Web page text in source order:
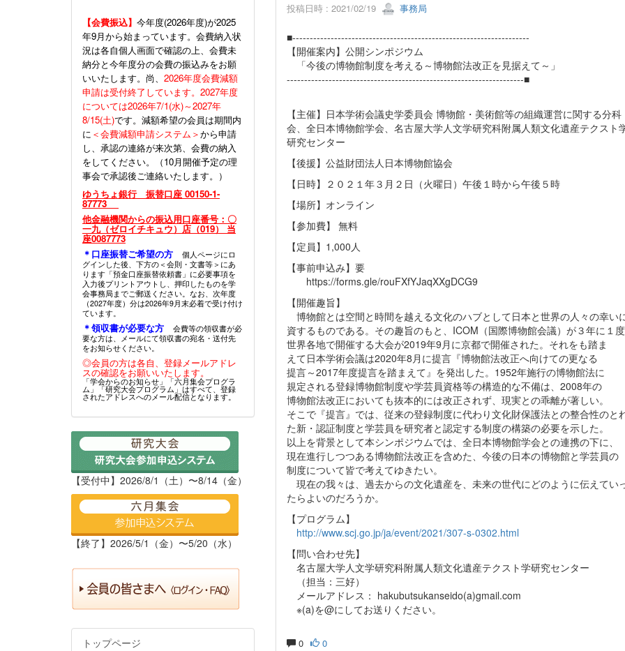
投稿日時 : 2021/02/19 事務局
■--------------------------------------------------------------------
【開催案内】公開シンポジウム
「今後の博物館制度を考える～博物館法改正を見据えて～」
--------------------------------------------------------------------■
【主催】日本学術会議史学委員会 博物館・美術館等の組織運営に関する分科
会、全日本博物館学会、名古屋大学人文学研究科附属人類文化遺産テクスト
研究センター
【後援】公益財団法人日本博物館協会
【日時】２０２１年３月２日（火曜日）午後１時から午後５時
【場所】オンライン
【参加費】 無料
【定員】1,000人
【事前申込み】要
https://forms.gle/rouFXfYJaqXXgDCG9
【開催趣旨】
博物館とは空間と時間を越える文化のハブとして日本と世界の人々の幸い
資するものである。その趣旨のもと、ICOM（国際博物館会議）が３年に１度
世界各地で開催する大会が2019年9月に京都で開催された。それをも踏ま
えて日本学術会議は2020年8月に提言『博物館法改正へ向けての更なる
提言～2017年度提言を踏まえて』を発出した。1952年施行の博物館法に
規定される登録博物館制度や学芸員資格等の構造的な不備は、2008年の
博物館法改正においても抜本的には改正されず、現実との乖離が著しい。
そこで『提言』では、従来の登録制度に代わり文化財保護法との整合性のと
た新・認証制度と学芸員を研究者と認定する制度の構築の必要を示した。
以上を背景として本シンポジウムでは、全日本博物館学会との連携の下に、
現在進行しつつある博物館法改正を含めた、今後の日本の博物館と学芸員の
制度について皆で考えてゆきたい。
現在の我々は、過去からの文化遺産を、未来の世代にどのように伝えてい
たらよいのだろうか。
【プログラム】
http://www.scj.go.jp/ja/event/2021/307-s-0302.html
【問い合わせ先】
名古屋大学人文学研究科附属人類文化遺産テクスト学研究センター
（担当：三好）
メールアドレス： hakubutsukanseido(a)gmail.com
※(a)を@にしてお送りください。
0 0
【会費振込】 今年度(2026年度)が2025
年9月から始まっています。会費納入状
況は各自個人画面で確認の上、会費未
納分と今年度分の会費の振込みをお願
いいたします。尚、 2026年度会費減額
申請は受付終了しています。2027年度
については2026年7/1(水)～2027年
8/15(土)です。減額希望の会員は期間内
に ＜会費減額申請システム＞から申請
し、承認の連絡が来次第、会費の納入
をしてください。（10月開催予定の理
事会で承認後ご連絡いたします。）
ゆうちょ銀行 振替口座 00150-1-
87773
他金融機関からの振込用口座番号：〇
一九（ゼロイチキュウ）店（019） 当
座0087773
＊口座振替ご希望の方
個人ページにロ
グインした後、下方の＜会則・文書等＞にあ
ります「預金口座振替依頼書」に必要事項を
入力後プリントアウトし、押印したものを学
会事務局までご郵送ください。なお、次年度
（2027年度）分は2026年9月末必着で受け付け
ています。
＊領収書が必要な方
会費等の領収書が必
要な方は、メールにて領収書の宛名・送付先
をお知らせください。
◎会員の方は各自、登録メールアドレ
スの確認をお願いいたします。
「学会からのお知らせ」「六月集会プログラ
ム」「研究大会プログラム」はすべて、登録
されたアドレスへのメール配信となります。
【受付中】2026/8/1（土）〜8/14（金）
【終了】2026/5/1（金）〜5/20（水）
トップページ